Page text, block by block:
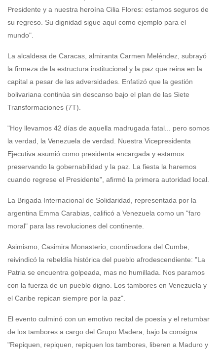
Presidente y a nuestra heroína Cilia Flores: estamos seguros de
su regreso. Su dignidad sigue aquí como ejemplo para el
mundo".
La alcaldesa de Caracas, almiranta Carmen Meléndez, subrayó
la firmeza de la estructura institucional y la paz que reina en la
capital a pesar de las adversidades. Enfatizó que la gestión
bolivariana continúa sin descanso bajo el plan de las Siete
Transformaciones (7T).
"Hoy llevamos 42 días de aquella madrugada fatal... pero somos
la verdad, la Venezuela de verdad. Nuestra Vicepresidenta
Ejecutiva asumió como presidenta encargada y estamos
preservando la gobernabilidad y la paz. La fiesta la haremos
cuando regrese el Presidente", afirmó la primera autoridad local.
La Brigada Internacional de Solidaridad, representada por la
argentina Emma Carabias, calificó a Venezuela como un "faro
moral" para las revoluciones del continente.
Asimismo, Casimira Monasterio, coordinadora del Cumbe,
reivindicó la rebeldía histórica del pueblo afrodescendiente: "La
Patria se encuentra golpeada, mas no humillada. Nos paramos
con la fuerza de un pueblo digno. Los tambores en Venezuela y
el Caribe repican siempre por la paz".
El evento culminó con un emotivo recital de poesía y el retumbar
de los tambores a cargo del Grupo Madera, bajo la consigna
"Repiquen, repiquen, repiquen los tambores, liberen a Maduro y